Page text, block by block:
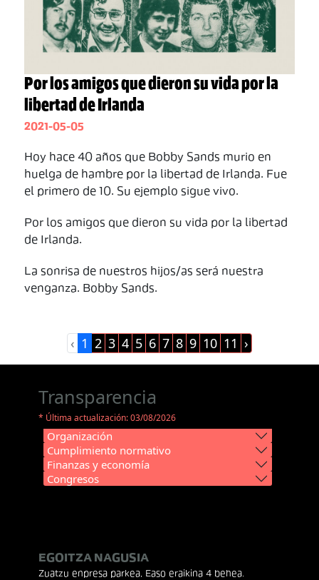
Por los amigos que dieron su vida por la
libertad de Irlanda
2021-05-05
Hoy hace 40 años que Bobby Sands murio en
huelga de hambre por la libertad de Irlanda. Fue
el primero de 10. Su ejemplo sigue vivo.
Por los amigos que dieron su vida por la libertad
de Irlanda.
La sonrisa de nuestros hijos/as será nuestra
venganza. Bobby Sands.
‹ 1 2 3 4 5 6 7 8 9 10 11 ›
Transparencia
* Última actualización: 03/08/2026
Organización
Cumplimiento normativo
Finanzas y economía
Congresos
EGOITZA NAGUSIA
Zuatzu enpresa parkea, Easo eraikina 4 behea.